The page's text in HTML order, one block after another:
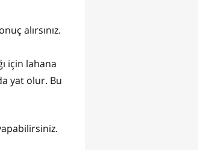
alırsınız.
için lahana
yat olur. Bu